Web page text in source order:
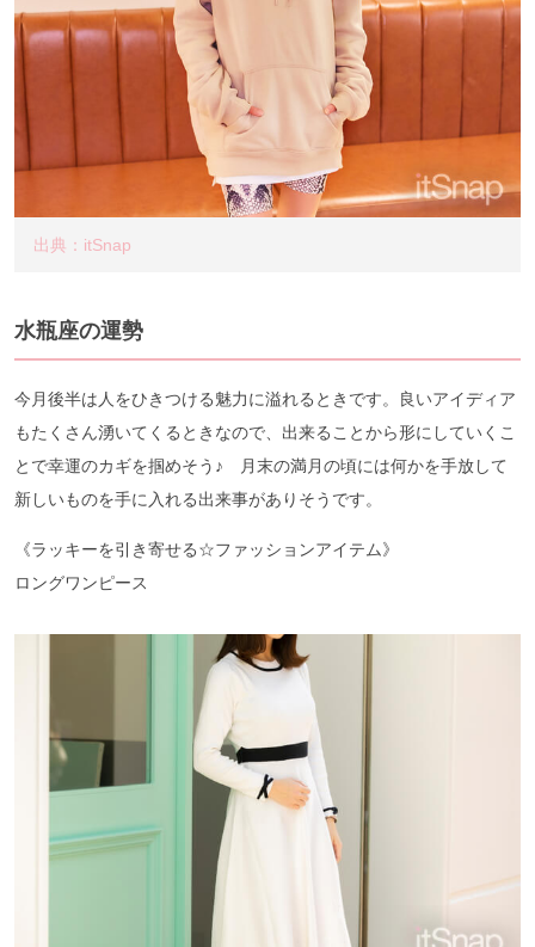
出典：itSnap
水瓶座の運勢
今月後半は人をひきつける魅力に溢れるときです。良いアイディア
もたくさん湧いてくるときなので、出来ることから形にしていくこ
とで幸運のカギを掴めそう♪ 月末の満月の頃には何かを手放して
新しいものを手に入れる出来事がありそうです。
《ラッキーを引き寄せる☆ファッションアイテム》
ロングワンピース